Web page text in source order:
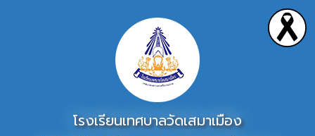
โรงเรียนเทศบาลวัดเสมาเมือง